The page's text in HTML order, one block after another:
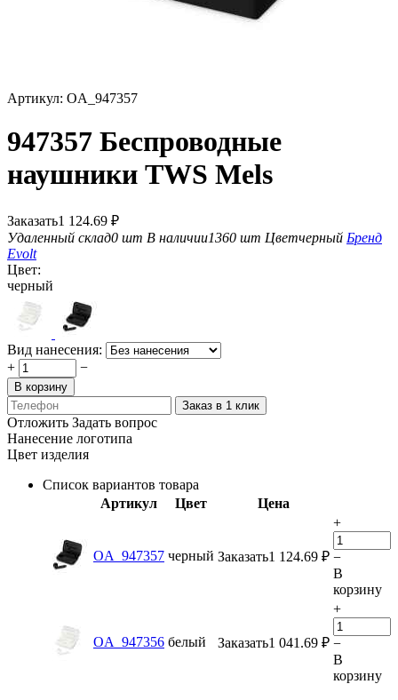
Артикул: OA_947357
947357 Беспроводные
наушники TWS Mels
Заказать1 124.69 ₽
Удаленный склад0 шт В наличии1360 шт Цветчерный Бренд
Evolt
Цвет:
черный
Вид нанесения:
+
−
В корзину
Заказ в 1 клик
Отложить Задать вопрос
Нанесение логотипа
Цвет изделия
Список вариантов товара
Артикул
Цвет Цена
OA_947357 черный Заказать1 124.69 ₽
+
−
В
корзину
OA_947356 белый Заказать1 041.69 ₽
+
−
В
корзину